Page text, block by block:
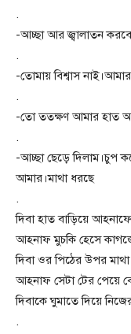
.
-আচ্ছা আর জ্বালাতন
.
-তোমায় বিশ্বাস
.
-তো ততক্ষণ আমার হাত
.
-আচ্ছা ছেড়ে দিলাম।চুপ
আমার।মাথা ধরছে
.
দিবা হাত বাড়িয়ে
আহনাফ মুচকি হেসে
দিবা ওর পিঠের উপর
আহনাফ সেটা টের পেয়ে
দিবাকে ঘুমাতে দিয়ে
.